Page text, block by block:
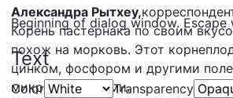
Beginning of dialog window.
Text
Color Transparency
Александра Рытхеу,
Корень пастернака по своим
похож на морковь. Этот
цинком, фосфором и другими
микроэлементами.